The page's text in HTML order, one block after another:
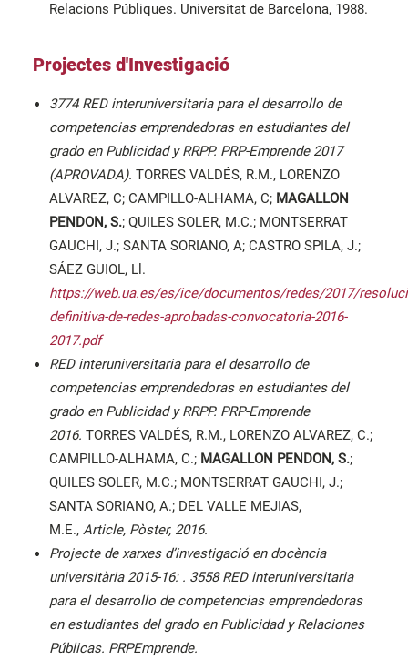
Relacions Públiques. Universitat de Barcelona, 1988.
Projectes d'Investigació
3774 RED interuniversitaria para el desarrollo de
competencias emprendedoras en estudiantes del
grado en Publicidad y RRPP. PRP-Emprende 2017
(APROVADA). TORRES VALDÉS, R.M., LORENZO
ALVAREZ, C; CAMPILLO-ALHAMA, C; MAGALLON
PENDON, S.; QUILES SOLER, M.C.; MONTSERRAT
GAUCHI, J.; SANTA SORIANO, A; CASTRO SPILA, J.;
SÁEZ GUIOL, Ll.
https://web.ua.es/es/ice/documentos/redes/2017/
definitiva-de-redes-aprobadas-convocatoria-2016-
2017.pdf
RED interuniversitaria para el desarrollo de
competencias emprendedoras en estudiantes del
grado en Publicidad y RRPP. PRP-Emprende
2016. TORRES VALDÉS, R.M., LORENZO ALVAREZ, C.;
CAMPILLO-ALHAMA, C.; MAGALLON PENDON, S.;
QUILES SOLER, M.C.; MONTSERRAT GAUCHI, J.;
SANTA SORIANO, A.; DEL VALLE MEJIAS,
M.E., Article, Pòster, 2016.
Projecte de xarxes d’investigació en docència
universitària 2015-16: . 3558 RED interuniversitaria
para el desarrollo de competencias emprendedoras
en estudiantes del grado en Publicidad y Relaciones
Públicas. PRPEmprende.